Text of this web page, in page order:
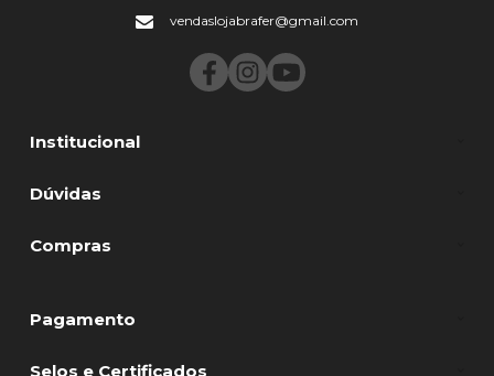
Institucional
Dúvidas
Compras
vendaslojabrafer@gmail.com
Pagamento
Selos e Certificados